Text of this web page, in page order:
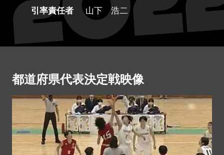
引率責任者
山下 浩二
都道府県代表決定戦映像